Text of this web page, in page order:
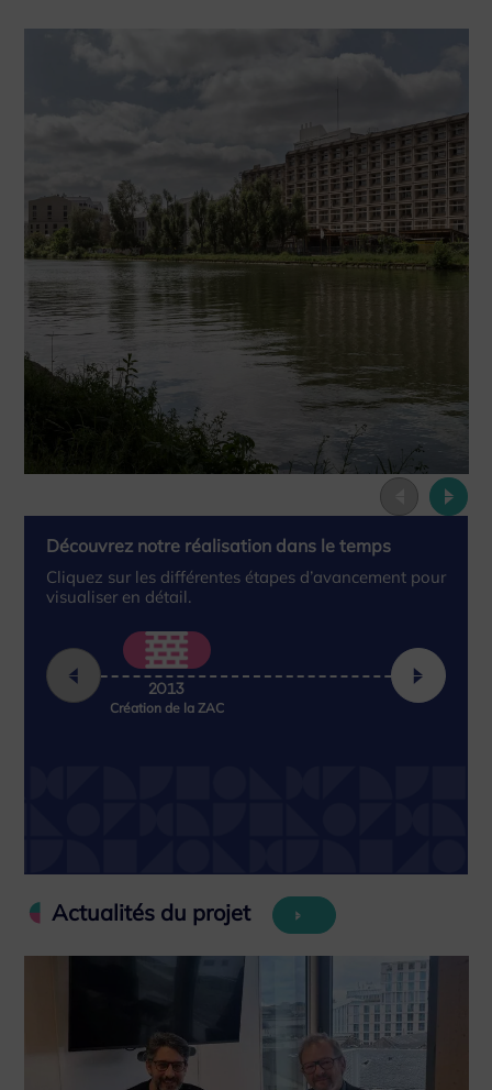
Découvrez notre réalisation dans le temps
Cliquez sur les différentes étapes d’avancement pour
visualiser en détail.
2013
Création de la ZAC
Actualités du projet